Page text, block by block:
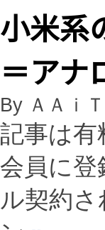
小米系
＝ア
By ＡＡｉ
記事は
会員に
ル契約